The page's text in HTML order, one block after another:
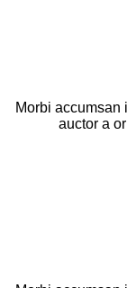
Morbi accumsan
auctor a